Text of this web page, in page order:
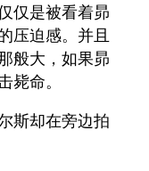
仅是被看着昴
压迫感。并且
般大，如果昴
毙命。
斯却在旁边拍